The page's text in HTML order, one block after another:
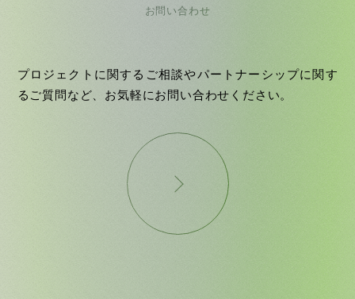
お問い合わせ
プロジェクトに関するご相談やパートナーシップに関す
るご質問など、お気軽にお問い合わせください。